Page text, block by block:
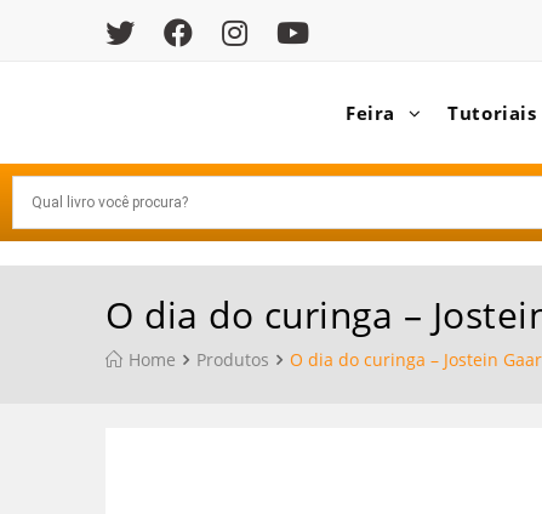
Feira Tutoriais
O dia do curinga –
Home Produtos O dia do curinga – Jostein